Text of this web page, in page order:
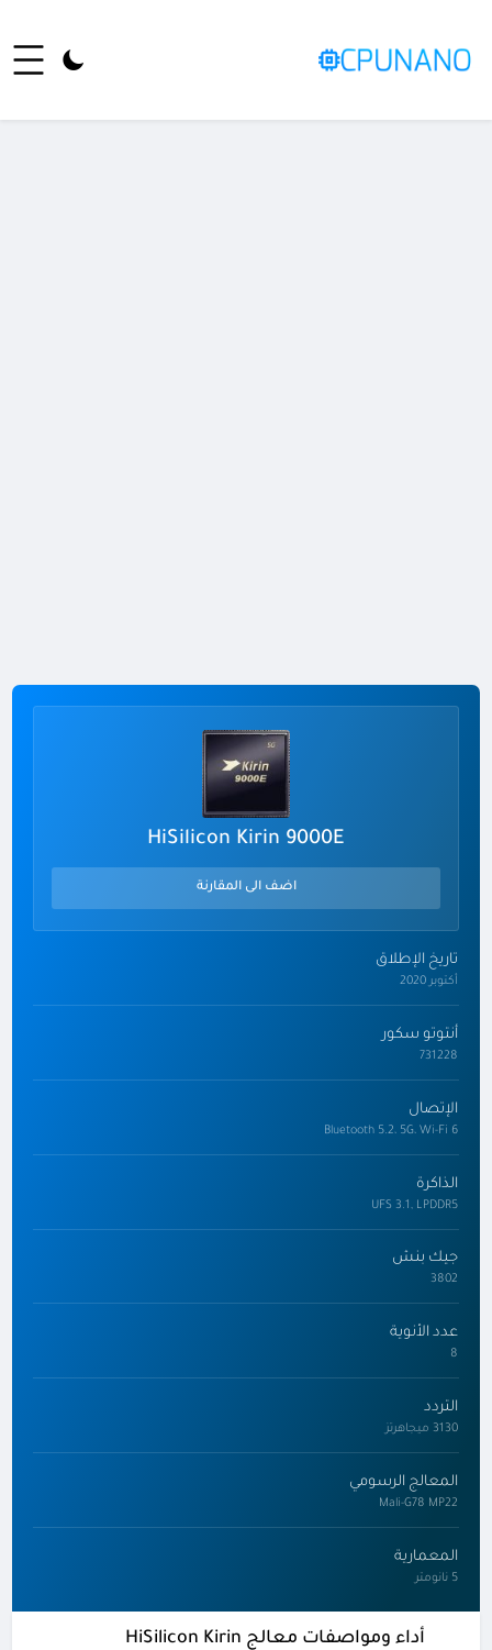
HiSilicon Kirin 9000E
اضف الى المقارنة
تاريخ الإطلاق
أكتوبر 2020
أنتوتو سكور
731228
الإتصال
Bluetooth 5.2، 5G، Wi-Fi 6
الذاكرة
UFS 3.1, LPDDR5
جيك بنش
3802
عدد الأنوية
8
التردد
3130 ميجاهرتز
المعالج الرسومي
Mali-G78 MP22
المعمارية
5 نانومتر
أداء ومواصفات معالج HiSilicon Kirin